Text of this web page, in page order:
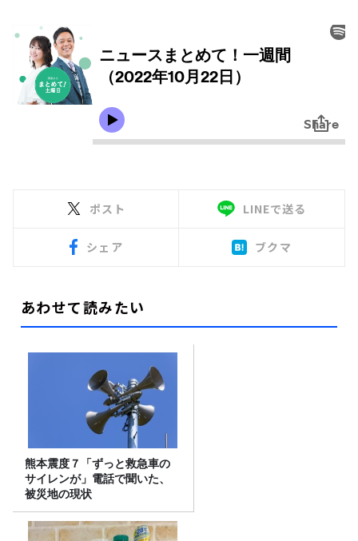
ポスト LINEで送る
シェア ブクマ
あわせて読みたい
熊本震度７「ずっと救急車の
サイレンが」電話で聞いた、
被災地の現状